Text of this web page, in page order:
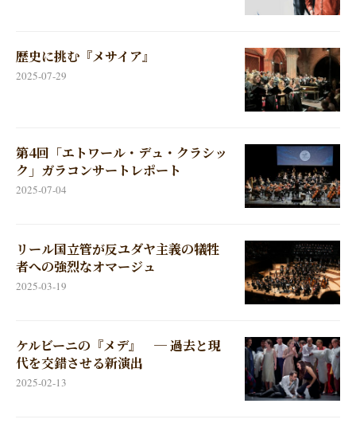
歴史に挑む『メサイア』
2025-07-29
第4回「エトワール・デュ・クラシッ
ク」ガラコンサートレポート
2025-07-04
リール国立管が反ユダヤ主義の犠牲
者への強烈なオマージュ
2025-03-19
ケルビーニの『メデ』 ─ 過去と現
代を交錯させる新演出
2025-02-13